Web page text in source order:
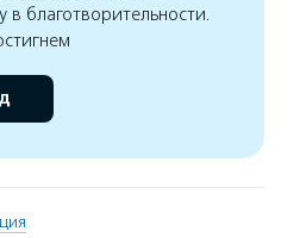
благотворительности.